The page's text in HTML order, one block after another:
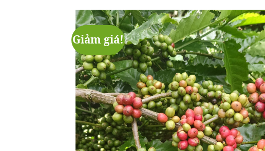
Giảm giá!